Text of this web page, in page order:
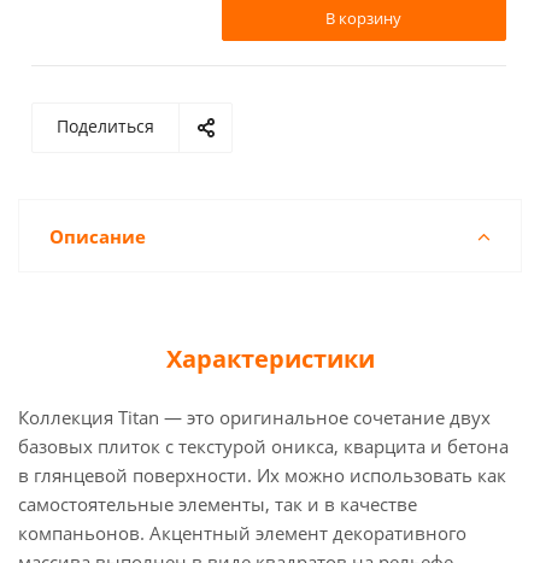
В корзину
Поделиться
Описание
Характеристики
Коллекция Titan — это оригинальное сочетание двух
базовых плиток с текстурой оникса, кварцита и бетона
в глянцевой поверхности. Их можно использовать как
самостоятельные элементы, так и в качестве
компаньонов. Акцентный элемент декоративного